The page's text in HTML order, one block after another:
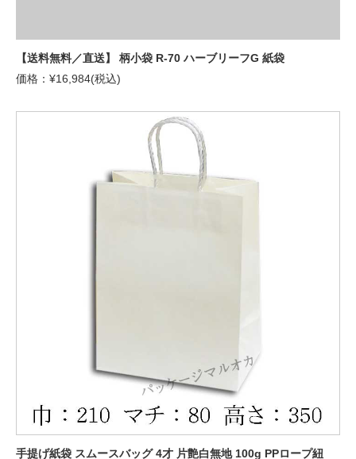
【送料無料／直送】 柄小袋 R-70 ハーブリーフG 紙袋
価格：¥16,984(税込)
手提げ紙袋 スムースバッグ 4才 片艶白無地 100g PPロープ紐